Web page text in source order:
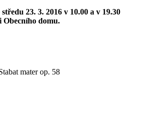
23. 3. 2016 v 10.00 a v 19.30
Obecního domu.
mater op. 58